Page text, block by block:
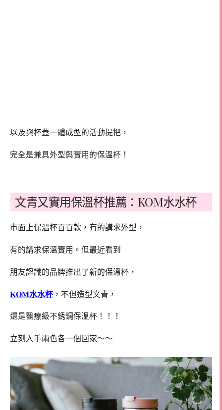
以及與杯蓋一體成型的活動提把，
完全是兼具外型與實用的保溫杯！
文青又實用保溫杯推薦：KOM水水杯
市面上保溫杯百百款，有的講求外型，
有的講求保溫實用。但最近看到
朋友認識的品牌推出了新的保溫杯，
KOM水水杯 ，不但造型文青，
還是醫療級不銹鋼保溫杯！！！
立刻入手兩色各一個回家～～